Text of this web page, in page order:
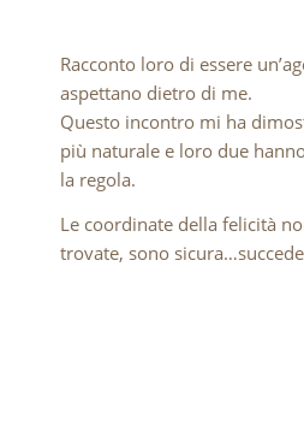
Racconto loro di essere
aspettano dietro di me.
Questo incontro mi ha
più naturale e loro due
la regola.
Le coordinate della felicità
trovate, sono